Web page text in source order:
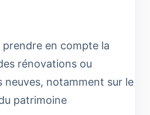
en compte la
rénovations ou
neuves, notamment sur le
patrimoine